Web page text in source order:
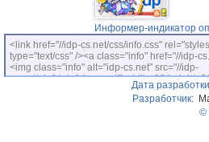
Информер-индикатор
<link href="//idp-cs.net/css/info.css"
type="text/css" /><a class="info" href="//idp-
<img class="info" alt="idp-cs.net" src="//idp-
cs.net/pix/idpinfok_sm.gif" width=88
Дата
Разработчик:
©